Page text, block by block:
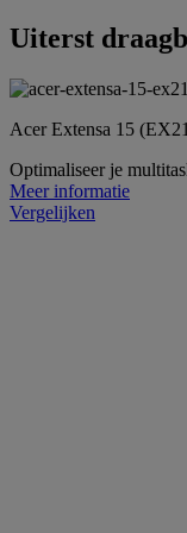
Uiterst
Acer Extensa 15
Optimaliseer je
Meer informatie
Vergelijken